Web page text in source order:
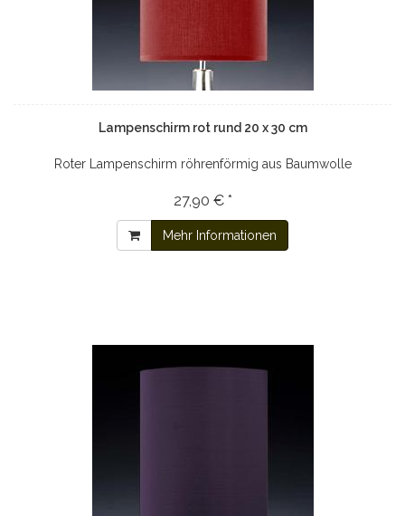
Lampenschirm rot rund 20 x 30 cm
Roter Lampenschirm röhrenförmig aus Baumwolle
27,90 € *
Mehr Informationen